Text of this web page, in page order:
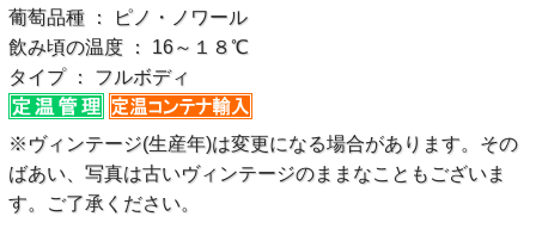
葡萄品種 ： ピノ・ノワール
飲み頃の温度 ： 16～１８℃
タイプ ： フルボディ
※ヴィンテージ(生産年)は変更になる場合があります。その
ばあい、写真は古いヴィンテージのままなこともございま
す。ご了承ください。